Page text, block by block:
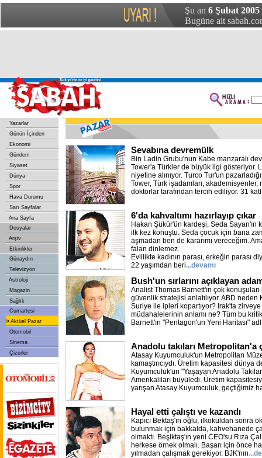
Şu an 6 Şubat
Bugüne ait
Yazarlar
Günün İçinden
Ekonomi
Gündem
Siyaset
Dünya
Spor
Hava Durumu
Sarı Sayfalar
Ana Sayfa
Dosyalar
Arşiv
Etkinlikler
Günaydın
Televizyon
Astroloji
Magazin
Sağlık
Cumartesi
» Aktüel Pazar
Otomobil
Sinema
Çizerler
Sevabına devremülk
Bin Ladin Grubu'nun Kabe manzaralı
Tower'a Türkler de büyük ilgi gösteriyor.
niyetine alınıyor. Turco Tur'un
Tower, Türk işadamları, akademisyenler,
doktorlar tarafından tercih ediliyor. 31
6'da kahvaltımı hazırlayıp çıkar
Hakan Şükür'ün kardeşi, Seda Sayan'ın
ilk kez konuştu. Seda çocuk için bana
aşmadan ben de kararımı vereceğim.
falan dinlemez.
Evlilikte kadının parası, erkeğin parası
22 yaşımdan beri...devamı
Bush'un sırlarını açıklayan
Analist Thomas Barnett'ın çok konuşulan
güvenlik stratejisi anlatılıyor. ABD neden
Suriye ile ipleri kopartıyor? Irak'ta
müdahalelerinin anlamı ne? Tüm bu
Barnett'ın "Pentagon'un Yeni Haritası"
Anadolu takıları Metropolitan'a
Atasay Kuyumculuk'un Metropolitan
kamaştırıcıydı. Üretim kapasitesi dünya
Kuyumculuk'un "Yaşayan Anadolu
Amerikalıları büyüledi. Üretim
yarışan Atasay Kuyumculuk, geçtiğimiz
Hayal etti çalıştı ve kazandı
Kapıcı Bektaş'ın oğlu, ilkokuldan sonra
bulunmak için bakkalda, kahvehanede
olmaktı. Beşiktaş'ın yeni CEO'su Rıza
herkese örnek olmalı. Başarı için önce
yılmadan çalışmak gerekiyor. BJK'nın